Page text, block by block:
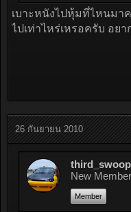
เบาะหนังไปหุ้มที่ไหนมา
ไปเท่าไหร่เหรอครับ อยา
26 กันยายน 2010
third_swoop
New Member
Member